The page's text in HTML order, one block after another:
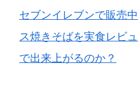
セブンイレブンで販売
ス焼きそばを実食レビ
で出来上がるのか？